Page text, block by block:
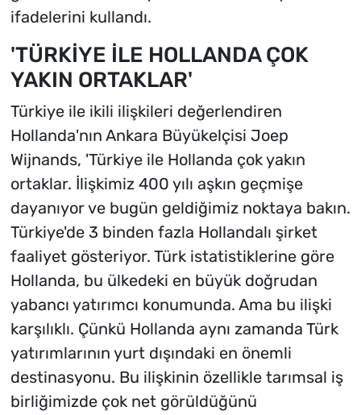
ifadelerini kullandı.
'TÜRKİYE İLE HOLLANDA ÇOK
YAKIN ORTAKLAR'
Türkiye ile ikili ilişkileri değerlendiren
Hollanda'nın Ankara Büyükelçisi Joep
Wijnands, 'Türkiye ile Hollanda çok yakın
ortaklar. İlişkimiz 400 yılı aşkın geçmişe
dayanıyor ve bugün geldiğimiz noktaya bakın.
Türkiye'de 3 binden fazla Hollandalı şirket
faaliyet gösteriyor. Türk istatistiklerine göre
Hollanda, bu ülkedeki en büyük doğrudan
yabancı yatırımcı konumunda. Ama bu ilişki
karşılıklı. Çünkü Hollanda aynı zamanda Türk
yatırımlarının yurt dışındaki en önemli
destinasyonu. Bu ilişkinin özellikle tarımsal iş
birliğimizde çok net görüldüğünü